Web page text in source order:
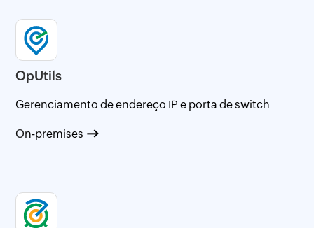
OpUtils
Gerenciamento de endereço IP e porta de switch
On-premises